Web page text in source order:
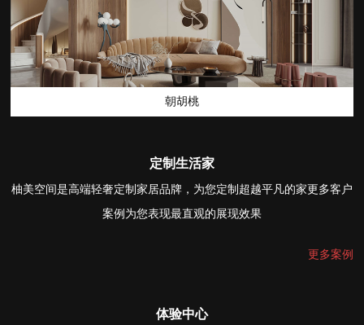
朝胡桃
定制生活家
柚美空间是高端轻奢定制家居品牌，为您定制超越平凡的家更多客户
案例为您表现最直观的展现效果
更多案例
体验中心